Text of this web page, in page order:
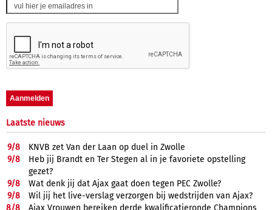
Laatste nieuws
9/8
KNVB zet Van der Laan op duel in Zwolle
9/8
Heb jij Brandt en Ter Stegen al in je favoriete opstelling
gezet?
9/8
Wat denk jij dat Ajax gaat doen tegen PEC Zwolle?
9/8
Wil jij het live-verslag verzorgen bij wedstrijden van Ajax?
8/8
Ajax Vrouwen bereiken derde kwalificatieronde Champions